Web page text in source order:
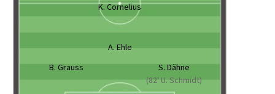
K. Cornelius
A. Ehle
B. Grauss
S. Dähne
(82' U. Schmidt)